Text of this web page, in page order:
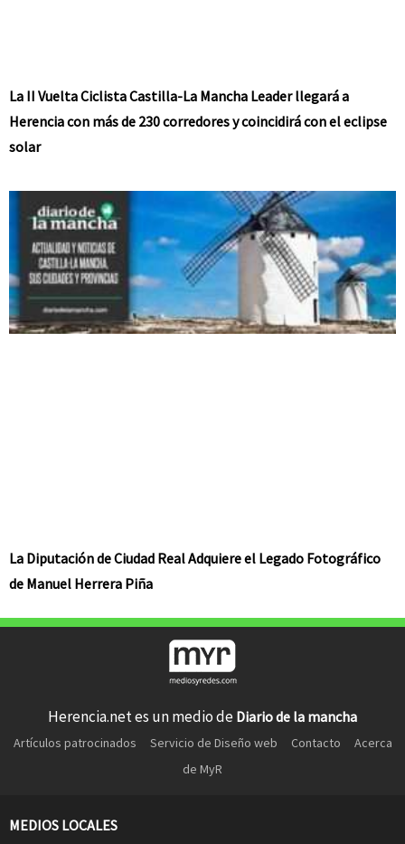
La II Vuelta Ciclista Castilla-La Mancha Leader llegará a
Herencia con más de 230 corredores y coincidirá con el eclipse
solar
La Diputación de Ciudad Real Adquiere el Legado Fotográfico
de Manuel Herrera Piña
Herencia.net es un medio de Diario de la mancha
Artículos patrocinados Servicio de Diseño web Contacto
Acerca
de MyR
MEDIOS LOCALES